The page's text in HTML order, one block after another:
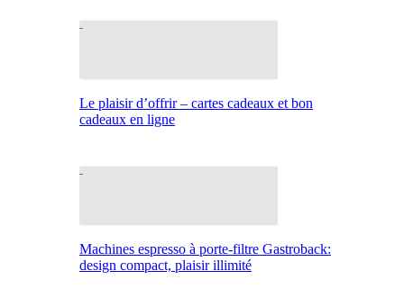
Le plaisir d’offrir – cartes cadeaux et bon
cadeaux en ligne
Machines espresso à porte-filtre Gastroback:
design compact, plaisir illimité